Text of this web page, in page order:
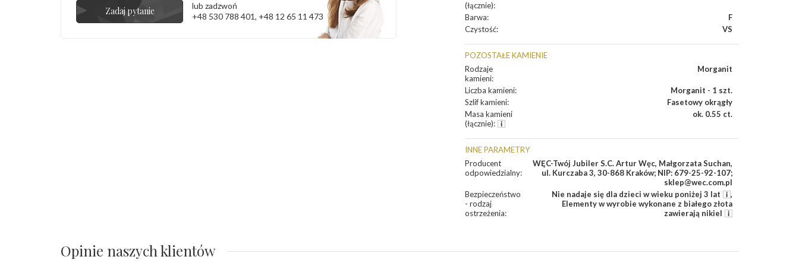
(łącznie):
Barwa:
F
Czystość: VS
POZOSTAŁE KAMIENIE
Rodzaje
kamieni:
Morganit
Liczba kamieni:
Morganit - 1 szt.
Szlif kamieni:
Fasetowy okrągły
Masa kamieni
(łącznie):
ok. 0.55 ct.
INNE PARAMETRY
Producent
odpowiedzialny:
WĘC-Twój Jubiler S.C. Artur Węc, Małgorzata Suchan,
ul. Kurczaba 3, 30-868 Kraków; NIP: 679-25-92-107;
sklep@wec.com.pl
Bezpieczeństwo
- rodzaj
ostrzeżenia:
Nie nadaje się dla dzieci w wieku poniżej 3 lat
,
Elementy w wyrobie wykonane z białego złota
zawierają nikiel
Zadaj pytanie
lub zadzwoń
+48 530 788 401, +48 12 65 11 473
Opinie naszych klientów